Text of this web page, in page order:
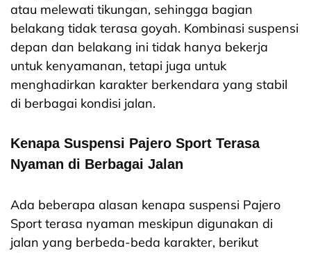
atau melewati tikungan, sehingga bagian
belakang tidak terasa goyah. Kombinasi suspensi
depan dan belakang ini tidak hanya bekerja
untuk kenyamanan, tetapi juga untuk
menghadirkan karakter berkendara yang stabil
di berbagai kondisi jalan.
Kenapa Suspensi Pajero Sport Terasa
Nyaman di Berbagai Jalan
Ada beberapa alasan kenapa suspensi Pajero
Sport terasa nyaman meskipun digunakan di
jalan yang berbeda-beda karakter, berikut